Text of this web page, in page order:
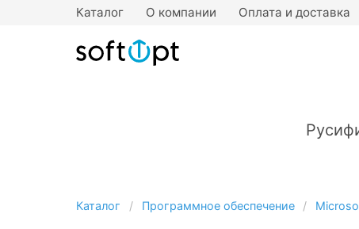
Каталог О компании Оплата и доставка
Каталог Программное обеспечение